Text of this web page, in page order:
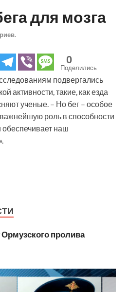
для мозга
0
Поделились
подвергались
активности, такие, как езда
ученые. – Но бег – особое
важнейшую роль в способности
наш
пролива